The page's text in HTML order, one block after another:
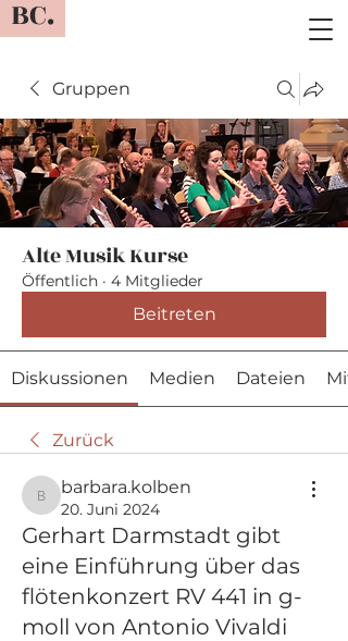
BC.
Gruppen
Alte Musik Kurse
Öffentlich · 4 Mitglieder
Beitreten
Diskussionen Medien Dateien
Zurück
barbara.kolben
barbara.kolben
20. Juni 2024
Gerhart Darmstadt gibt
eine Einführung über das
flötenkonzert RV 441 in g-
moll von Antonio Vivaldi